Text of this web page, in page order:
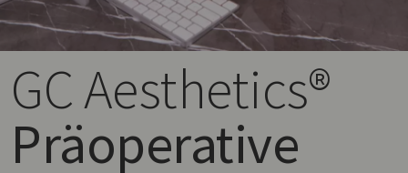
GC Aesthetics®
Präoperative